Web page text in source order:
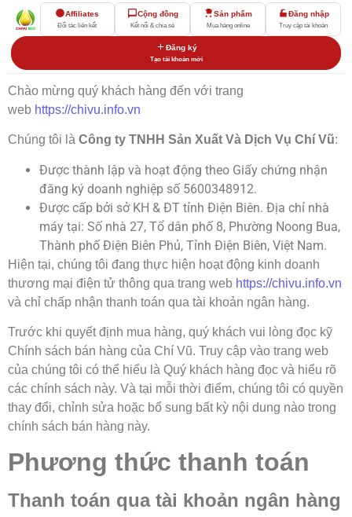
Affiliates
Đối tác liên kết
Cộng đồng
Kết nối & chia sẻ
Sản phẩm
Mua hàng online
Đăng nhập
Truy cập tài khoản
Đăng ký
Tạo tài khoản mới
Chào mừng quý khách hàng đến với trang
web https://chivu.info.vn
Chúng tôi là Công ty TNHH Sản Xuất Và Dịch Vụ Chí Vũ:
Được thành lập và hoạt động theo Giấy chứng nhận
đăng ký doanh nghiệp số 5600348912.
Được cấp bởi sở KH & ĐT tỉnh Điện Biên. Địa chỉ nhà
máy tại: Số nhà 27, Tổ dân phố 8, Phường Noong Bua,
Thành phố Điện Biên Phủ, Tỉnh Điện Biên, Việt Nam.
Hiện tại, chúng tôi đang thực hiện hoạt động kinh doanh
thương mại điện tử thông qua trang web https://chivu.info.vn
và chỉ chấp nhận thanh toán qua tài khoản ngân hàng.
Trước khi quyết định mua hàng, quý khách vui lòng đọc kỹ
Chính sách bán hàng của Chí Vũ. Truy cập vào trang web
của chúng tôi có thể hiểu là Quý khách hàng đọc và hiểu rõ
các chính sách này. Và tại mỗi thời điểm, chúng tôi có quyền
thay đổi, chỉnh sửa hoặc bổ sung bất kỳ nội dung nào trong
chính sách bán hàng này.
Phương thức thanh toán
Thanh toán qua tài khoản ngân hàng